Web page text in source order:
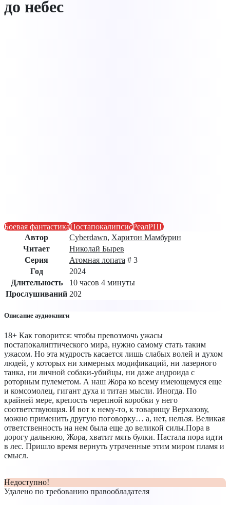
до небес
Боевая фантастикаПостапокалипсисРеалРПГ
Автор
Cyberdawn, Харитон Мамбурин
Читает
Николай Бырев
Серия
Атомная лопата # 3
Год
2024
Длительность
10 часов 4 минуты
Прослушиваний 202
Описание аудиокниги
18+ Как говорится: чтобы превозмочь ужасы
постапокалиптического мира, нужно самому стать таким
ужасом. Но эта мудрость касается лишь слабых волей и духом
людей, у которых ни химерных модификаций, ни лазерного
танка, ни личной собаки-убийцы, ни даже андроида с
роторным пулеметом. А наш Жора ко всему имеющемуся еще
и комсомолец, гигант духа и титан мысли. Иногда. По
крайней мере, крепость черепной коробки у него
соответствующая. И вот к нему-то, к товарищу Верхазову,
можно применить другую поговорку… а, нет, нельзя. Великая
ответственность на нем была еще до великой силы.Пора в
дорогу дальнюю, Жора, хватит мять булки. Настала пора идти
в лес. Пришло время вернуть утраченные этим миром пламя и
смысл.
Недоступно!
Удалено по требованию правообладателя